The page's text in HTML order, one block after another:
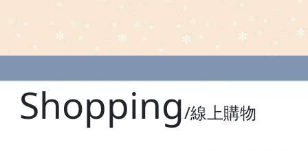
Shopping/線上購物